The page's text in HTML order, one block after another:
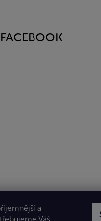
a
Váš
FACEBOOK